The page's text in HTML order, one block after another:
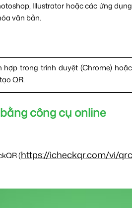
Illustrator hoặc các ứng dụng
văn bản.
trong trình duyệt (Chrome) hoặc
QR.
công cụ online
(https://icheckqr.com/vi/